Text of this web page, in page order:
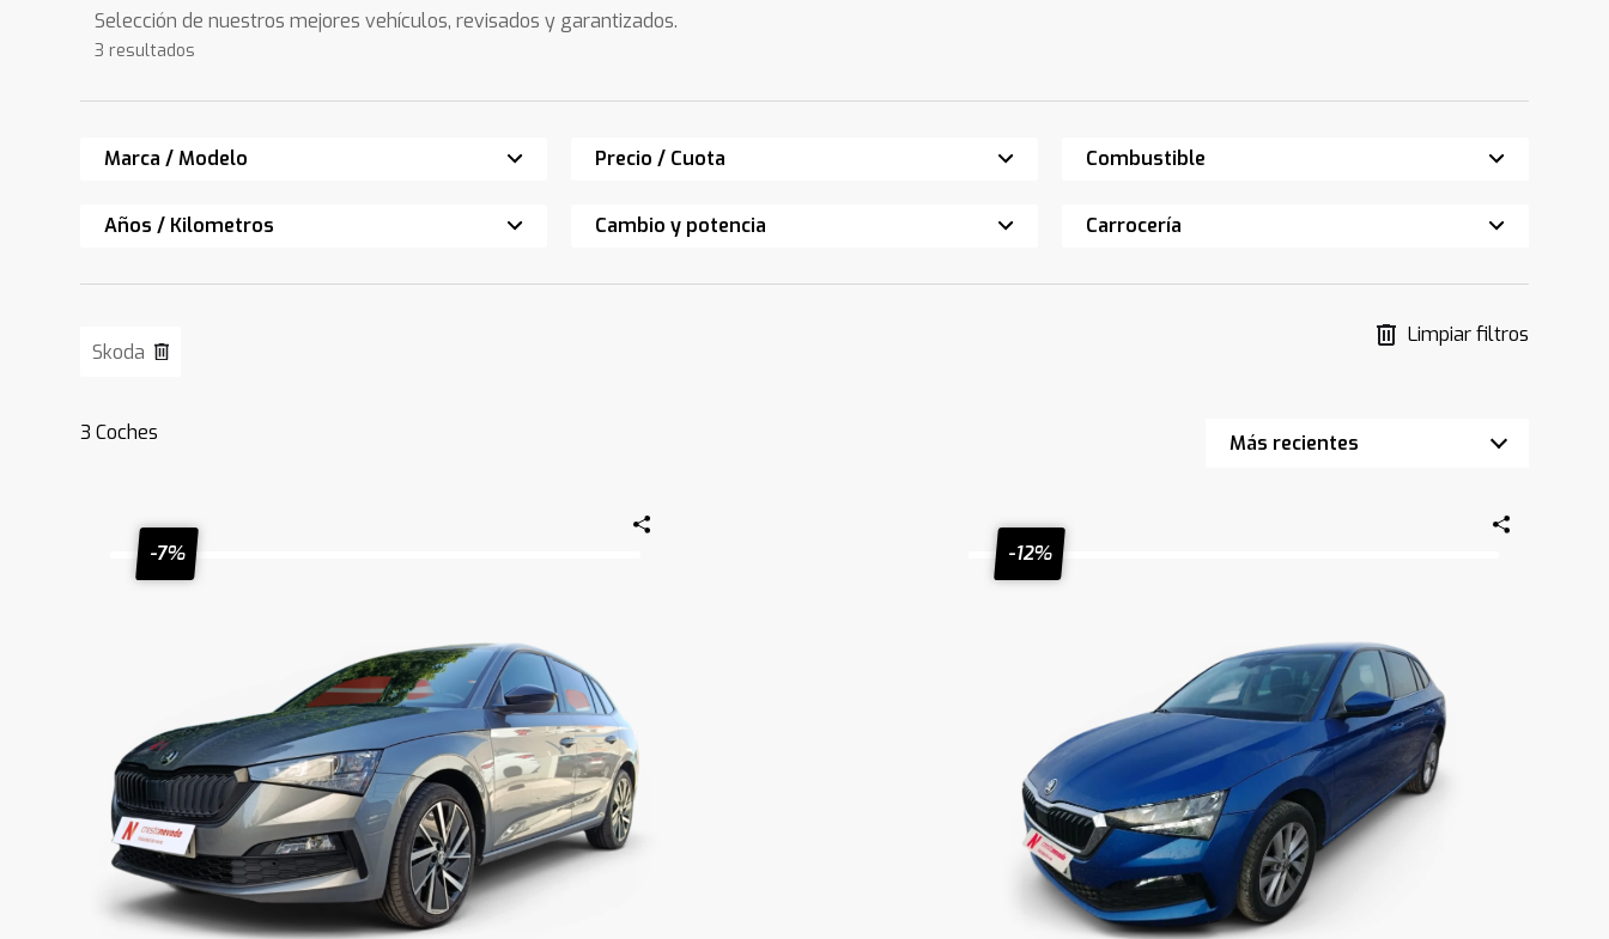
Selección de nuestros mejores vehículos, revisados y garantizados.
3 resultados
Marca / Modelo Precio / Cuota Combustible
Años / Kilometros Cambio y potencia Carrocería
Skoda
Limpiar filtros
3 Coches
-7% -12%